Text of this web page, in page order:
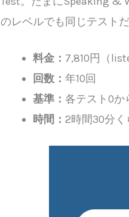
のレベルでも同じテスト
料金： 7,810円（
回数：年10回
基準： 各テスト0か
時間：2時間30分く